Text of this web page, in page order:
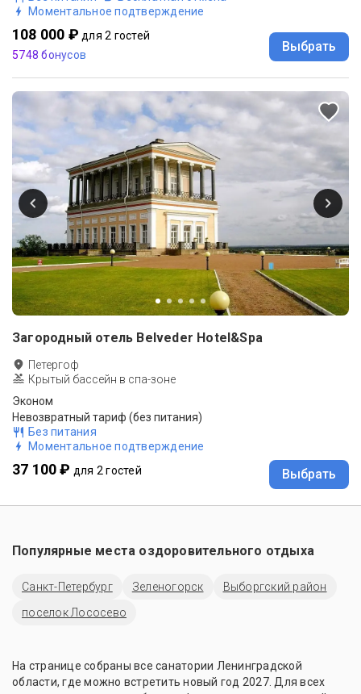
Моментальное подтверждение
108 000 ₽ для 2 гостей
5748 бонусов
Выбрать
Загородный отель Belveder Hotel&Spa
Петергоф
Крытый бассейн в спа-зоне
Эконом
Невозвратный тариф (без питания)
Без питания
Моментальное подтверждение
37 100 ₽ для 2 гостей Выбрать
Популярные места оздоровительного отдыха
Санкт-Петербург Зеленогорск
Выборгский район
поселок Лососево
На странице собраны все санатории Ленинградской
области, где можно встретить новый год 2027. Для всех